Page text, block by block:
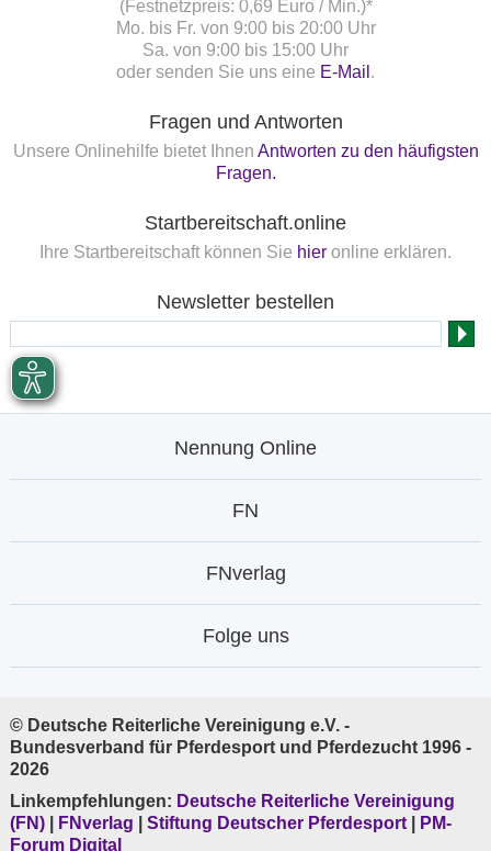
(Festnetzpreis: 0,69 Euro / Min.)*
Mo. bis Fr. von 9:00 bis 20:00 Uhr
Sa. von 9:00 bis 15:00 Uhr
oder senden Sie uns eine E-Mail .
Fragen und Antworten
Unsere Onlinehilfe bietet Ihnen Antworten zu den häufigsten
Fragen.
Startbereitschaft.online
Ihre Startbereitschaft können Sie hier online erklären.
Newsletter bestellen
Nennung Online
FN
FNverlag
Folge uns
© Deutsche Reiterliche Vereinigung e.V. -
Bundesverband für Pferdesport und Pferdezucht 1996 -
2026
Linkempfehlungen: Deutsche Reiterliche Vereinigung
(FN)
FNverlag Stiftung Deutscher Pferdesport
PM-
Forum Digital